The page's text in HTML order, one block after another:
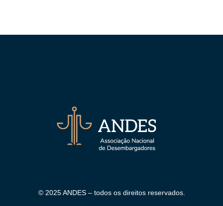
© 2025 ANDES – todos os direitos reservados.